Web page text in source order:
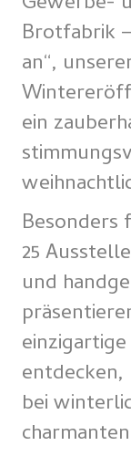
Brotfabrik
an“,
ein
25
und
bei